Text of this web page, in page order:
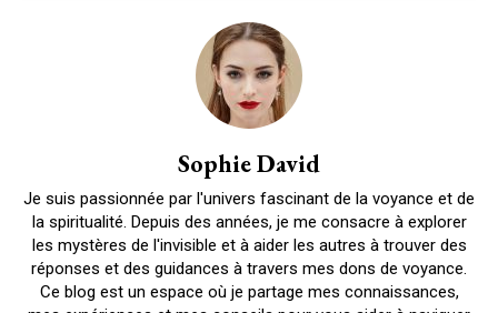
Sophie David
Je suis passionnée par l'univers fascinant de la voyance et de
la spiritualité. Depuis des années, je me consacre à explorer
les mystères de l'invisible et à aider les autres à trouver des
réponses et des guidances à travers mes dons de voyance.
Ce blog est un espace où je partage mes connaissances,